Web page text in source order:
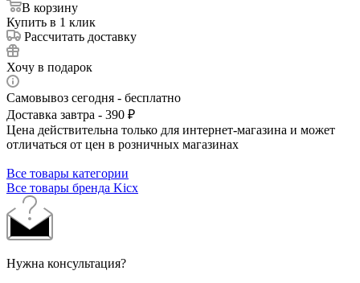
В корзину
Купить в 1 клик
Рассчитать доставку
Хочу в подарок
Самовывоз сегодня - бесплатно
Доставка завтра - 390 ₽
Цена действительна только для интернет-магазина и может
отличаться от цен в розничных магазинах
Все товары категории
Все товары бренда Kicx
Нужна консультация?